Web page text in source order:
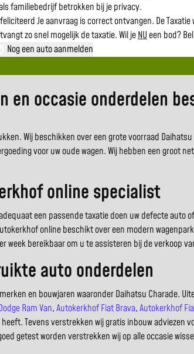
familiebedrijf betrokken bij je privacy.
Je aanvraag is correct ontvangen. De
zo snel mogelijk de taxatie.Wil jeNUeen bod?
Nog een auto aanmelden
en occasie onderdelen
Wij beschikken over een grote voorraad
voor uw oude wagen. Wij hebben een groot
online specialist
een passende taxatie doen uw defecte auto
online beschikt over een modern
bereikbaar om u te assisteren bij de verkoop
auto onderdelen
en bouwjaren waaronder Daihatsu Charade.
Ram Van,Autokerkhof Fiat Brava,Autokerkhof
Tevens verstrekken wij gratis inbouw adviezen
getest worden verstrekken wij op alle occasie